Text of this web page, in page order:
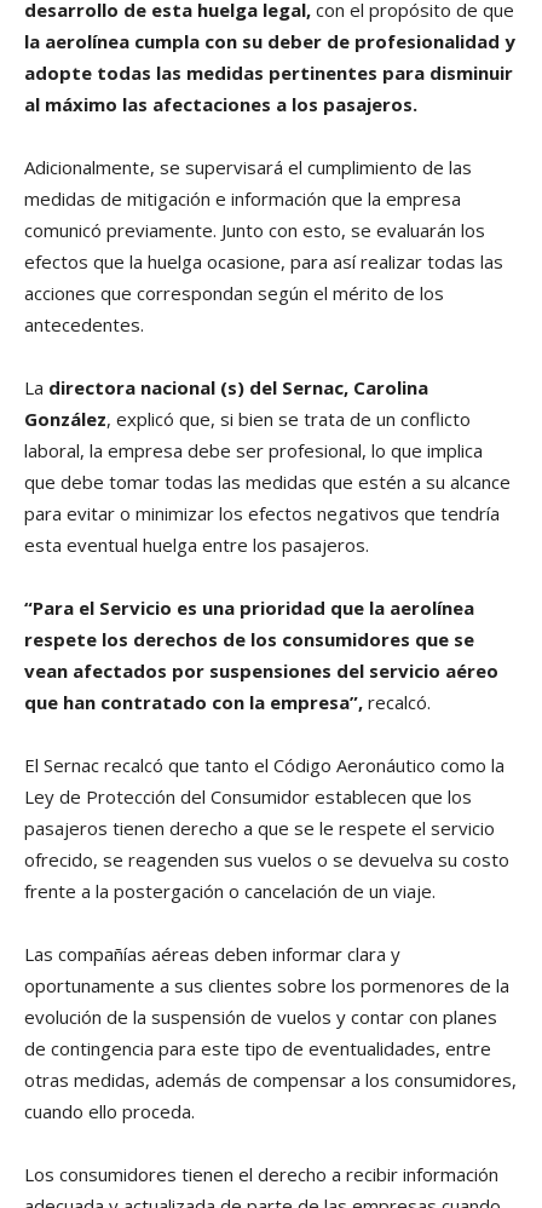
desarrollo de esta huelga legal, con el propósito de que
la aerolínea cumpla con su deber de profesionalidad y
adopte todas las medidas pertinentes para disminuir
al máximo las afectaciones a los pasajeros.
Adicionalmente, se supervisará el cumplimiento de las
medidas de mitigación e información que la empresa
comunicó previamente. Junto con esto, se evaluarán los
efectos que la huelga ocasione, para así realizar todas las
acciones que correspondan según el mérito de los
antecedentes.
La directora nacional (s) del Sernac, Carolina
González, explicó que, si bien se trata de un conflicto
laboral, la empresa debe ser profesional, lo que implica
que debe tomar todas las medidas que estén a su alcance
para evitar o minimizar los efectos negativos que tendría
esta eventual huelga entre los pasajeros.
“Para el Servicio es una prioridad que la aerolínea
respete los derechos de los consumidores que se
vean afectados por suspensiones del servicio aéreo
que han contratado con la empresa”, recalcó.
El Sernac recalcó que tanto el Código Aeronáutico como la
Ley de Protección del Consumidor establecen que los
pasajeros tienen derecho a que se le respete el servicio
ofrecido, se reagenden sus vuelos o se devuelva su costo
frente a la postergación o cancelación de un viaje.
Las compañías aéreas deben informar clara y
oportunamente a sus clientes sobre los pormenores de la
evolución de la suspensión de vuelos y contar con planes
de contingencia para este tipo de eventualidades, entre
otras medidas, además de compensar a los consumidores,
cuando ello proceda.
Los consumidores tienen el derecho a recibir información